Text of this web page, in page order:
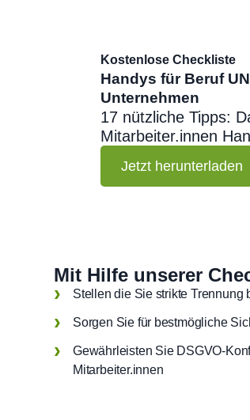
Kostenlose Checkliste
Handys für Beruf
Unternehmen
17 nützliche Tipps:
Mitarbeiter.innen
Jetzt herunterladen
Mit Hilfe unserer
Stellen die Sie strikte Trennung
Sorgen Sie für bestmögliche
Gewährleisten Sie DSGVO-
Mitarbeiter.innen